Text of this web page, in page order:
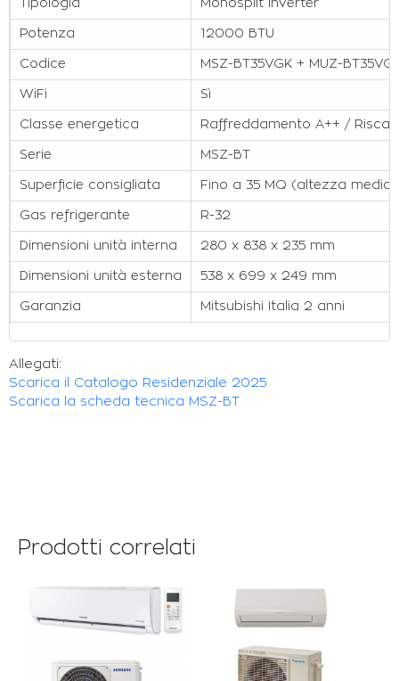
Tipologia Monosplit Inverter
Potenza 12000 BTU
Codice MSZ-BT35VGK + MUZ-BT35VG
WiFi Sì
Classe energetica Raffreddamento A++ /
Serie MSZ-BT
Superficie consigliata Fino a 35 MQ (altezza media
Gas refrigerante R-32
Dimensioni unità interna 280 x 838 x 235 mm
Dimensioni unità esterna 538 x 699 x 249 mm
Garanzia Mitsubishi Italia 2 anni
Allegati:
Scarica il Catalogo Residenziale 2025
Scarica la scheda tecnica MSZ-BT
Prodotti correlati